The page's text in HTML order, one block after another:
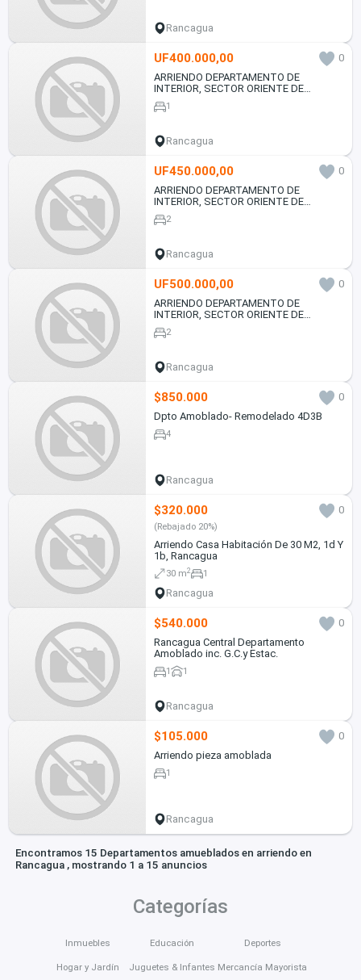
Rancagua
UF400.000,00
0
ARRIENDO DEPARTAMENTO DE
INTERIOR, SECTOR ORIENTE DE
RANCAGUA.
1
Rancagua
UF450.000,00
0
ARRIENDO DEPARTAMENTO DE
INTERIOR, SECTOR ORIENTE DE
RANCAGUA.
2
Rancagua
UF500.000,00
0
ARRIENDO DEPARTAMENTO DE
INTERIOR, SECTOR ORIENTE DE
RANCAGUA.
2
Rancagua
$850.000
0
Dpto Amoblado- Remodelado 4D3B
4
Rancagua
$320.000 0
(Rebajado 20%)
Arriendo Casa Habitación De 30 M2, 1d Y
1b, Rancagua
30 m2 1
Rancagua
$540.000
0
Rancagua Central Departamento
Amoblado inc. G.C.y Estac.
1 1
Rancagua
$105.000
0
Arriendo pieza amoblada
1
Rancagua
Encontramos 15 Departamentos amueblados en arriendo en
Rancagua , mostrando 1 a 15 anuncios
Categorías
Inmuebles
Hogar y Jardín
Educación
Juguetes & Infantes
Deportes
Mercancía Mayorista